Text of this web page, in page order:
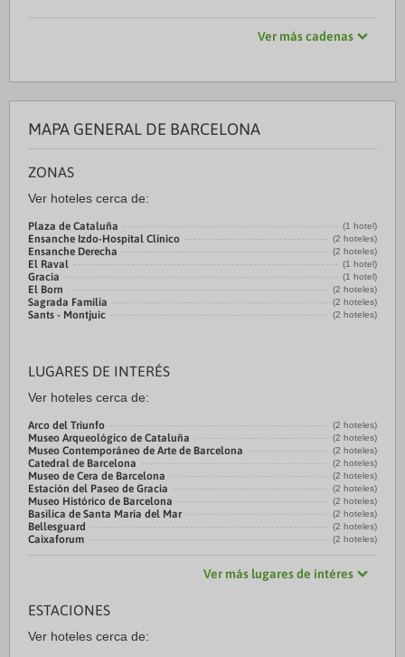
Ver más cadenas
MAPA GENERAL DE BARCELONA
ZONAS
Ver hoteles cerca de:
Plaza de Cataluña (1 hotel)
Ensanche Izdo-Hospital Clínico (2 hoteles)
Ensanche Derecha (2 hoteles)
El Raval (1 hotel)
Gracia (1 hotel)
El Born (2 hoteles)
Sagrada Familia (2 hoteles)
Sants - Montjuic (2 hoteles)
LUGARES DE INTERÉS
Ver hoteles cerca de:
Arco del Triunfo (2 hoteles)
Museo Arqueológico de Cataluña (2 hoteles)
Museo Contemporáneo de Arte de Barcelona (2 hoteles)
Catedral de Barcelona (2 hoteles)
Museo de Cera de Barcelona (2 hoteles)
Estación del Paseo de Gracia (2 hoteles)
Museo Histórico de Barcelona (2 hoteles)
Basilica de Santa Maria del Mar (2 hoteles)
Bellesguard (2 hoteles)
Caixaforum (2 hoteles)
Ver más lugares de intéres
ESTACIONES
Ver hoteles cerca de: